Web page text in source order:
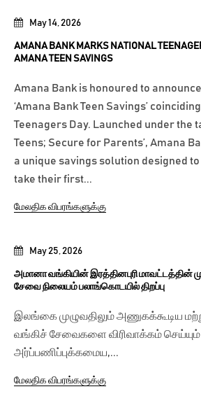
May 25, 2026
அமானா வங்கியின் இரத்தினபுரி மாவட்டத்தின்
சேவை நிலையம் பலாங்கொடயில் திறப்பு
இலங்கை முழுவதிலும் அணுகக்கூடிய
வங்கிச் சேவைகளை விரிவாக்கம்
அர்ப்பணிப்புக்கமைய,...
மேலதிக விபரங்களுக்கு
May 14, 2026
AMANA BANK MARKS NATIONAL
AMANA TEEN SAVINGS
Amana Bank is honoured to
‘Amana Bank Teen Savings’
Teenagers Day. Launched under the
Teens; Secure for Parents’, Amana
a unique savings solution designed
take their first...
மேலதிக விபரங்களுக்கு